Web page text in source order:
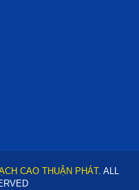
CAO THUẬN PHÁT. ALL